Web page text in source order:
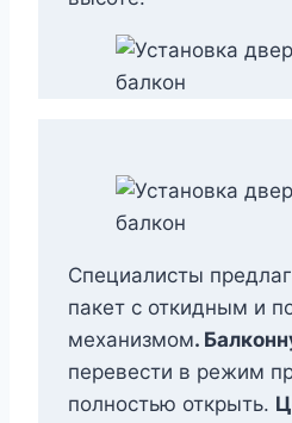
Специалисты
пакет с откидным и
механизмом.
перевести в режим
полностью открыть.